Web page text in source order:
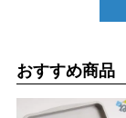
おすすめ商品